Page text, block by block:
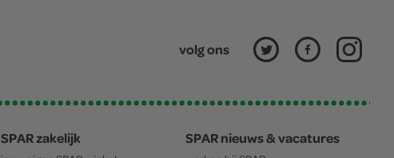
volg ons
SPAR zakelijk SPAR nieuws & vacatures